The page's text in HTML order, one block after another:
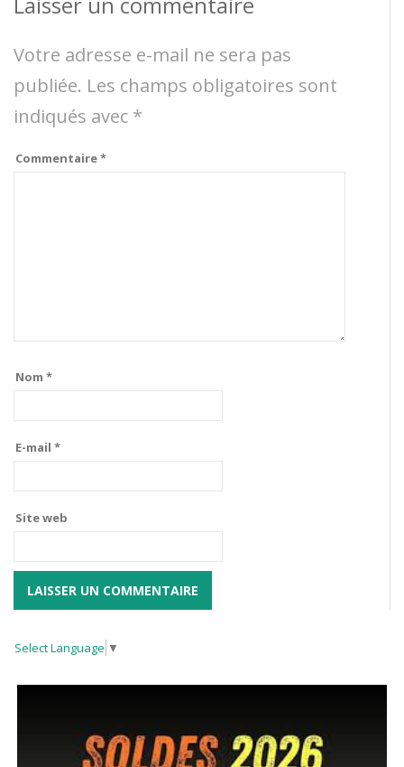
Votre adresse e-mail ne sera pas
publiée. Les champs obligatoires sont
indiqués avec *
Commentaire*
Nom *
E-mail *
Site web
Select Language ▼